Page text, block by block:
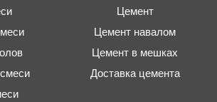
Цемент
Цемент навалом
Цемент в мешках
Доставка цемента